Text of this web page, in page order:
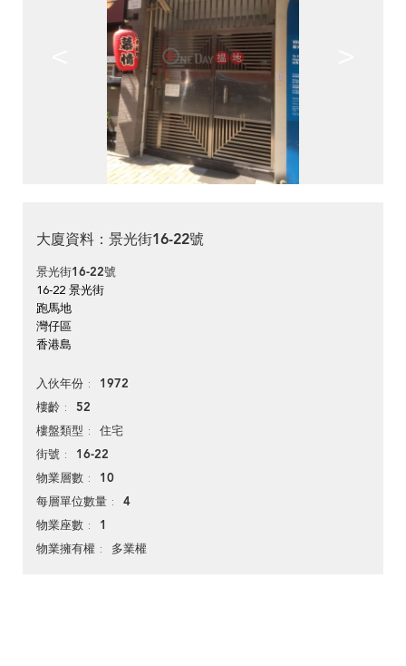
大廈資料：景光街16-22號
景光街16-22號
16-22 景光街
跑馬地
灣仔區
香港島
入伙年份 1972
樓齡 52
樓盤類型 住宅
街號 16-22
物業層數 10
每層單位數量 4
物業座數 1
物業擁有權 多業權